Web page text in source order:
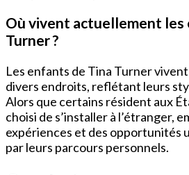
Où vivent actuellement les
Turner ?
Les enfants de Tina Turner
divers endroits, reflétant leurs
Alors que certains résident aux
choisi de s’installer à l’étranger,
expériences et des opportunités
par leurs parcours personnels.